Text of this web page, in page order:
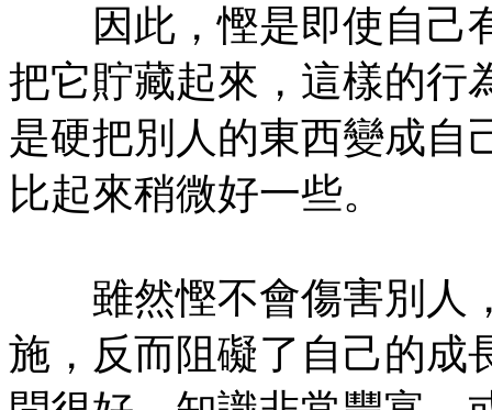
因此，慳是即使自己
把它貯藏起來，這樣的行
是硬把別人的東西變成自
比起來稍微好一些。
雖然慳不會傷害別人
施，反而阻礙了自己的成